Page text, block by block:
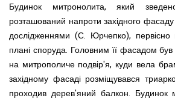
Будинок
митронолита, який зведе
розташований напроти західного
дослідженнями (С. Юрчепко),
плані споруда. Головним її фасадом
на митрополиче подвір'я, куди вела
західному фасаді розміщувався
проходив дерев'яний балкон. Будинок